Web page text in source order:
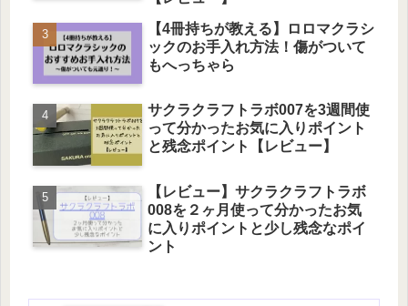
【4冊持ちが教える】ロロマクラシ
ックのお手入れ方法！傷がついて
もへっちゃら
サクラクラフトラボ007を3週間使
って分かったお気に入りポイント
と残念ポイント【レビュー】
【レビュー】サクラクラフトラボ
008を２ヶ月使って分かったお気
に入りポイントと少し残念なポイ
ント